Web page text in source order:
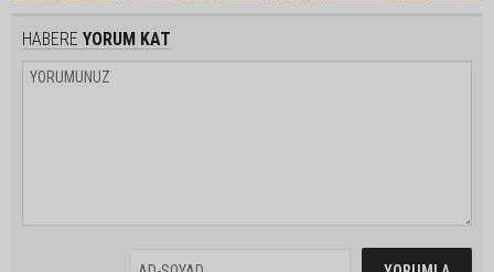
HABERE YORUM KAT